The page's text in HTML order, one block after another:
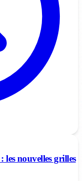
les nouvelles grilles